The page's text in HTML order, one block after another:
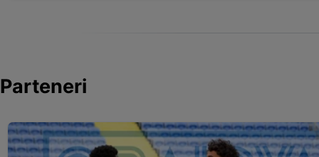
Parteneri